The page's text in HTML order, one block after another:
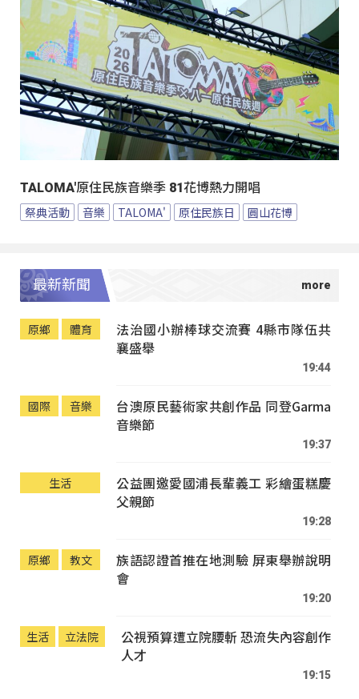
TALOMA'原住民族音樂季 81花博熱力開唱
祭典活動 音樂 TALOMA' 原住民族日 圓山花博
最新新聞
原鄉 體育
法治國小辦棒球交流賽 4縣市隊伍共
襄盛舉
19:44
國際 音樂
台澳原民藝術家共創作品 同登Garma
音樂節
19:37
生活
公益團邀愛國浦長輩義工 彩繪蛋糕慶
父親節
19:28
原鄉 教文
族語認證首推在地測驗 屏東舉辦說明
會
19:20
生活 立法院
公視預算遭立院腰斬 恐流失內容創作
人才
19:15